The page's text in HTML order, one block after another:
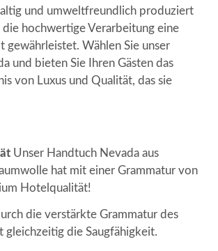
und umweltfreundlich produziert
hochwertige Verarbeitung eine
gewährleistet. Wählen Sie unser
und bieten Sie Ihren Gästen das
von Luxus und Qualität, das sie
Unser Handtuch Nevada aus
hat mit einer Grammatur von
Hotelqualität!
die verstärkte Grammatur des
gleichzeitig die Saugfähigkeit.